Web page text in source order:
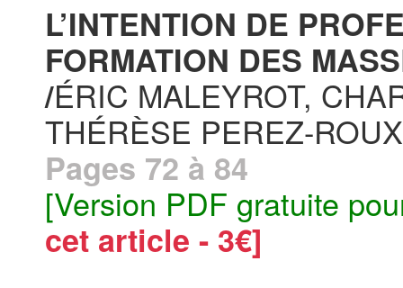
L’INTENTION DE
FORMATION DES
/ÉRIC MALEYROT,
THÉRÈSE PEREZ-ROUX
Pages 72 à 84
[Version PDF gratuite
cet article - 3€]